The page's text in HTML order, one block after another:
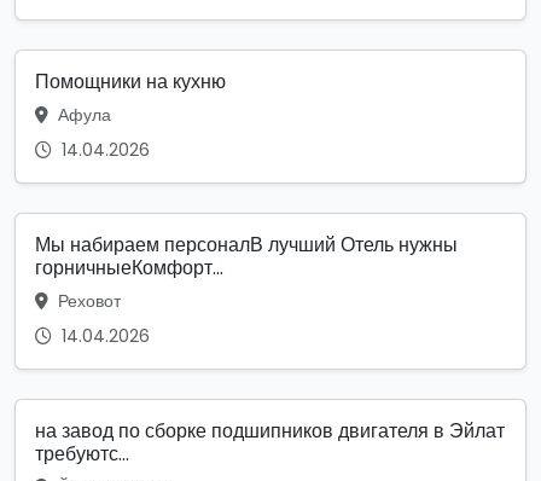
Помощники на кухню
Афула
14.04.2026
Мы набираем персоналВ лучший Отель нужны
горничныеКомфорт...
Реховот
14.04.2026
на завод по сборке подшипников двигателя в Эйлат
требуютс...